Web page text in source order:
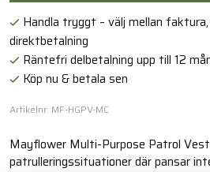
Handla tryggt – välj mellan
direktbetalning
Räntefri delbetalning upp till 12
Köp nu & betala sen
Artikelnr: MF-HGPV-MC
Mayflower Multi-Purpose Patrol
patrulleringssituationer där pansar